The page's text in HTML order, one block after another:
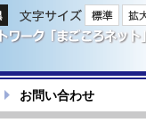
文字サイズ
お問い合わせ